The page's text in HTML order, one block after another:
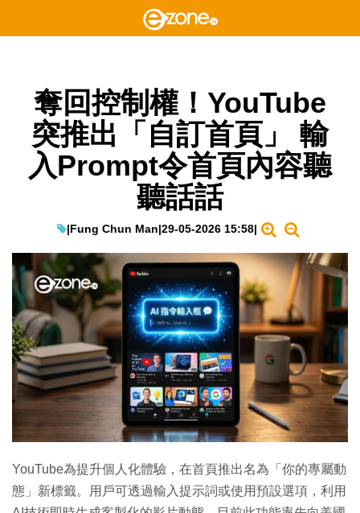
奪回控制權！YouTube
突推出「自訂首頁」 輸
入Prompt令首頁內容聽
聽話話
|Fung Chun Man|29-05-2026 15:58|
YouTube為提升個人化體驗，在首頁推出名為「你的專屬動
態」新標籤。用戶可透過輸入提示詞或使用預設選項，利用